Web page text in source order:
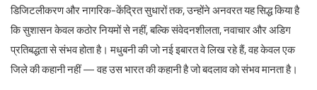
डिजिटलीकरण और नागरिक-केंद्रित सुधारों तक, उन्होंने अनवरत यह सिद्ध किया है
कि सुशासन केवल कठोर नियमों से नहीं, बल्कि संवेदनशीलता, नवाचार और अडिग
प्रतिबद्धता से संभव होता है। मधुबनी की जो नई इबारत वे लिख रहे हैं, वह केवल एक
जिले की कहानी नहीं — वह उस भारत की कहानी है जो बदलाव को संभव मानता है।